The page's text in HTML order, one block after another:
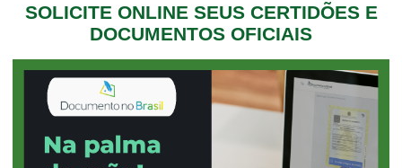
SOLICITE ONLINE SEUS CERTIDÕES E
DOCUMENTOS OFICIAIS